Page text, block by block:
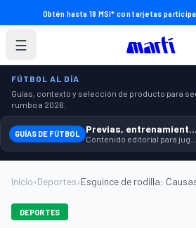
Obtén hasta 18 MSI* con tarjetas
☰
FÚTBOL AL DÍA
Guías, contexto y selección de producto para
rumbo a 2026.
GUÍAS DE FÚTBOL Previas, entrenamiento y producto
Inicio›Deportes›
DEPORTES